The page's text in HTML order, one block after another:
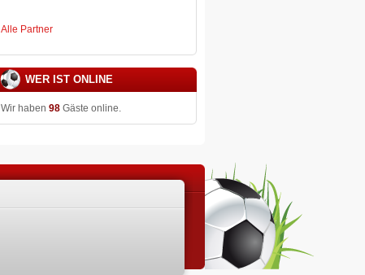
Alle Partner
WER IST ONLINE
Wir haben 98Gäste online.